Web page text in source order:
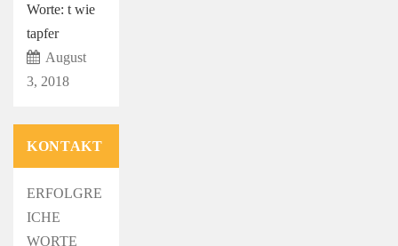
Worte: t wie
tapfer
August
3, 2018
KONTAKT
ERFOLGRE
ICHE
WORTE